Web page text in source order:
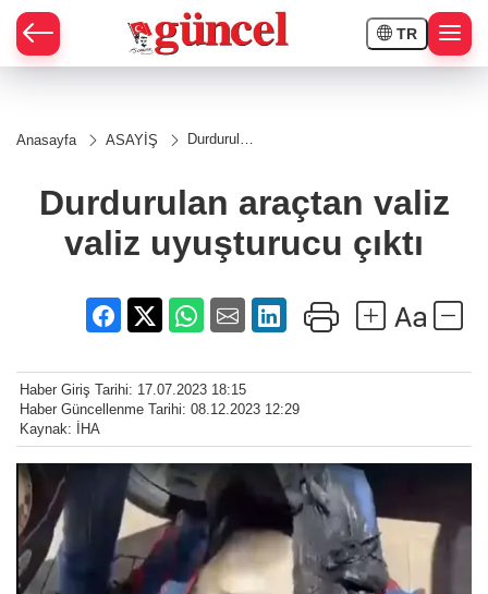
TR
Anasayfa ASAYİŞ
Durdurulan
çıktı
Durdurulan araçtan valiz
valiz uyuşturucu çıktı
Haber Giriş Tarihi: 17.07.2023 18:15
Haber Güncellenme Tarihi: 08.12.2023 12:29
Kaynak: İHA